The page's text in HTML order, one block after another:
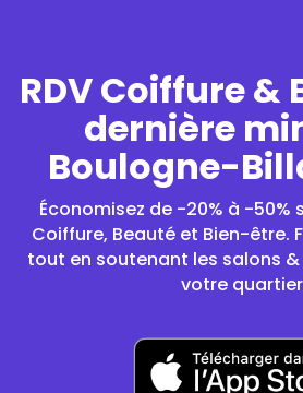
RDV Coiffure &
dernière
Boulogne-
Économisez de -20% à -50%
Coiffure, Beauté et Bien-être.
tout en soutenant les salons
votre